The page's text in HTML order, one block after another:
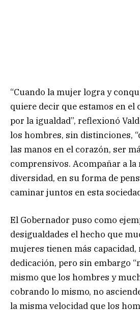
“Cuando la mujer logra y
quiere decir que estamos en el
por la igualdad”, reflexionó
los hombres, sin distinciones,
las manos en el corazón, ser
comprensivos. Acompañar a
diversidad, en su forma de
caminar juntos en esta
El Gobernador puso como
desigualdades el hecho que
mujeres tienen más
dedicación, pero sin embargo
mismo que los hombres y
cobrando lo mismo, no
la misma velocidad que los